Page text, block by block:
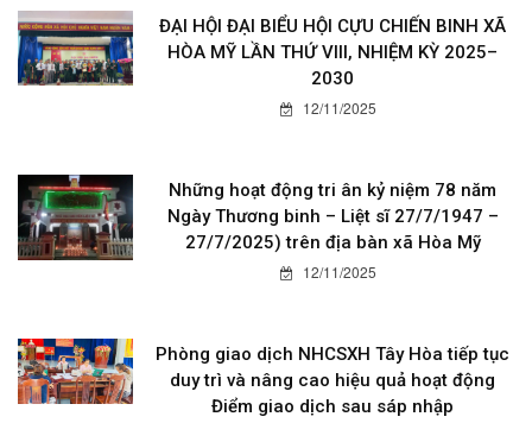
ĐẠI HỘI ĐẠI BIỂU HỘI CỰU CHIẾN BINH XÃ
HÒA MỸ LẦN THỨ VIII, NHIỆM KỲ 2025–
2030
12/11/2025
Những hoạt động tri ân kỷ niệm 78 năm
Ngày Thương binh – Liệt sĩ 27/7/1947 –
27/7/2025) trên địa bàn xã Hòa Mỹ
12/11/2025
Phòng giao dịch NHCSXH Tây Hòa tiếp tục
duy trì và nâng cao hiệu quả hoạt động
Điểm giao dịch sau sáp nhập